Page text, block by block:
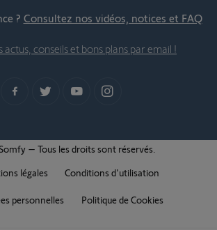
? Consultez nos vidéos, notices et FAQ
actus, conseils et bons plans par email !
– Tous les droits sont réservés.
légales
Conditions d'utilisation
personnelles Politique de Cookies